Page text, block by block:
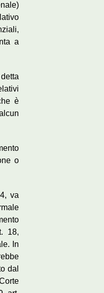
a
è
o
va
18,
In
dal